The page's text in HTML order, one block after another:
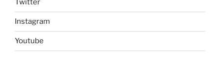
Twitter
Instagram
Youtube